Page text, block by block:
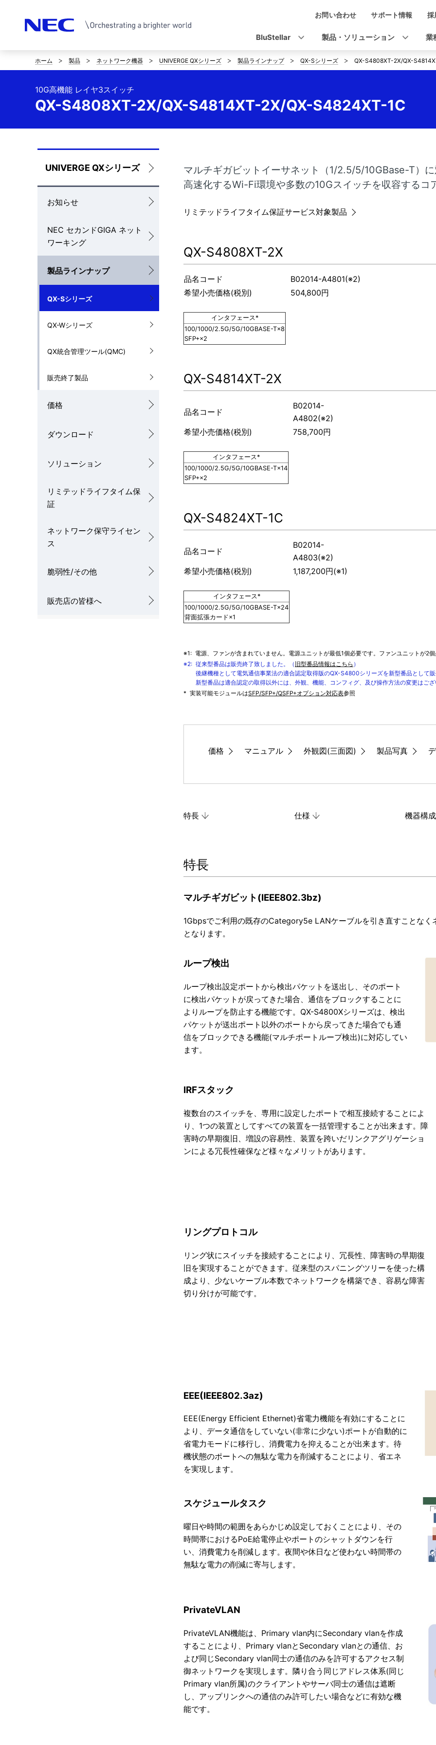
ゲ
ー
ョ
お問い合わせ サポート情報 採
BluStellar 製品・ソリューション 業
サ
イ
ト
表
て
。
ホーム 製品 ネットワーク機器 UNIVERGE QXシリーズ 製品ラインナップ QX-Sシリーズ QX-S4808XT-2X/QX-
QX-S4808XT-2X/QX-S4814XT-2X/QX-S4824XT-1C
10G高機能 レイヤ3スイッチ
ロ
ー
カ
ル
ナ
ゲ
ー
シ
ン
UNIVERGE QXシリーズ
お知らせ
NEC セカンドGIGA ネット
ワーキング
製品ラインナップ
QX-Sシリーズ
QX-Wシリーズ
QX統合管理ツール(QMC)
販売終了製品
価格
ダウンロード
ソリューション
リミテッドライフタイム保
証
ネットワーク保守ライセン
ス
脆弱性/その他
販売店の皆様へ
マルチギガビットイーサネット（1/2.5/5/10GBase-T）
高速化するWi-Fi環境や多数の10Gスイッチを収容するコ
リミテッドライフタイム保証サービス対象製品
QX-S4808XT-2X
品名コード
B02014-A4801(※2)
希望小売価格(税別)
504,800円
インタフェース*
100/1000/2.5G/5G/10GBASE-T×8
SFP+×2
QX-S4814XT-2X
品名コード
B02014-
A4802(※2)
希望小売価格(税別)
758,700円
インタフェース*
100/1000/2.5G/5G/10GBASE-T×14
SFP+×2
QX-S4824XT-1C
品名コード
B02014-
A4803(※2)
希望小売価格(税別)
1,187,200円(※1)
インタフェース*
100/1000/2.5G/5G/10GBASE-T×24
背面拡張カード×1
※1: 電源、ファンが含まれていません。電源ユニットが最低1個必要です。ファンユニットが2
※2: 従来型番品は販売終了致しました。（ 旧型番品情報はこちら ）
後継機種として電気通信事業法の適合認定取得版のQX-S4800シリーズを新型番品として
新型番品は適合認定の取得以外には、外観、機能、コンフィグ、及び操作方法の変更はご
* 実装可能モジュールはSFP/SFP+/QSFP+オプション対応表参照
価格 マニュアル 外観図(三面図) 製品写真
特長 仕様 機器構成
特長
マルチギガビット(IEEE802.3bz)
1Gbpsでご利用の既存のCategory5e LANケーブルを引き直すことな
となります。
ループ検出
ループ検出設定ポートから検出パケットを送出し、そのポート
に検出パケットが戻ってきた場合、通信をブロックすることに
よりループを防止する機能です。QX-S4800Xシリーズは、検出
パケットが送出ポート以外のポートから戻ってきた場合でも通
信をブロックできる機能(マルチポートループ検出)に対応してい
ます。
IRFスタック
複数台のスイッチを、専用に設定したポートで相互接続することによ
り、1つの装置としてすべての装置を一括管理することが出来ます。障
害時の早期復旧、増設の容易性、装置を跨いだリンクアグリゲーショ
ンによる冗長性確保など様々なメリットがあります。
リングプロトコル
リング状にスイッチを接続することにより、冗長性、障害時の早期復
旧を実現することができます。従来型のスパニングツリーを使った構
成より、少ないケーブル本数でネットワークを構築でき、容易な障害
切り分けが可能です。
EEE(IEEE802.3az)
EEE(Energy Efficient Ethernet)省電力機能を有効にすることに
より、データ通信をしていない(非常に少ない)ポートが自動的に
省電力モードに移行し、消費電力を抑えることが出来ます。待
機状態のポートへの無駄な電力を削減することにより、省エネ
を実現します。
スケジュールタスク
曜日や時間の範囲をあらかじめ設定しておくことにより、その
時間帯におけるPoE給電停止やポートのシャットダウンを行
い、消費電力を削減します。夜間や休日など使わない時間帯の
無駄な電力の削減に寄与します。
PrivateVLAN
PrivateVLAN機能は、Primary vlan内にSecondary vlanを作成
することにより、Primary vlanとSecondary vlanとの通信、お
よび同じSecondary vlan同士の通信のみを許可するアクセス制
御ネットワークを実現します。隣り合う同じアドレス体系(同じ
Primary vlan所属)のクライアントやサーバ同士の通信は遮断
し、アップリンクへの通信のみ許可したい場合などに有効な機
能です。